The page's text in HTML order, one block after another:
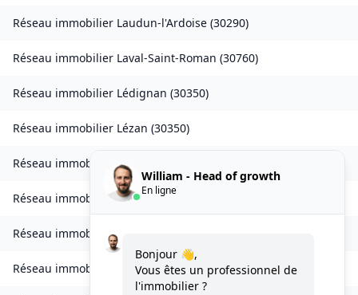
Réseau immobilier Laudun-l'Ardoise (30290)
Réseau immobilier Laval-Saint-Roman (30760)
Réseau immobilier Lédignan (30350)
Réseau immobilier Lézan (30350)
Réseau immobilierLirac
Réseau immobilier Logrian-Florian
Réseau immobilierLes Mages
Réseau immobilier Malons-et-Elze(30450)
William - Head of growth
En ligne
Bonjour 👋,
Vous êtes un professionnel de
l'immobilier ?